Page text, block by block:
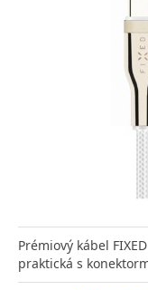
Prémiový kábel
praktická s